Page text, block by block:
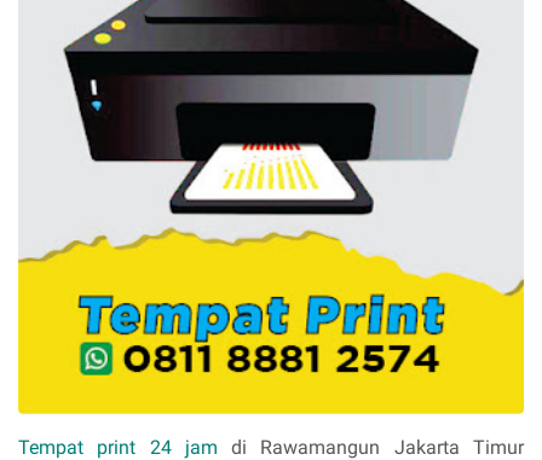
Tempat print 24 jam di Rawamangun Jakarta Timur